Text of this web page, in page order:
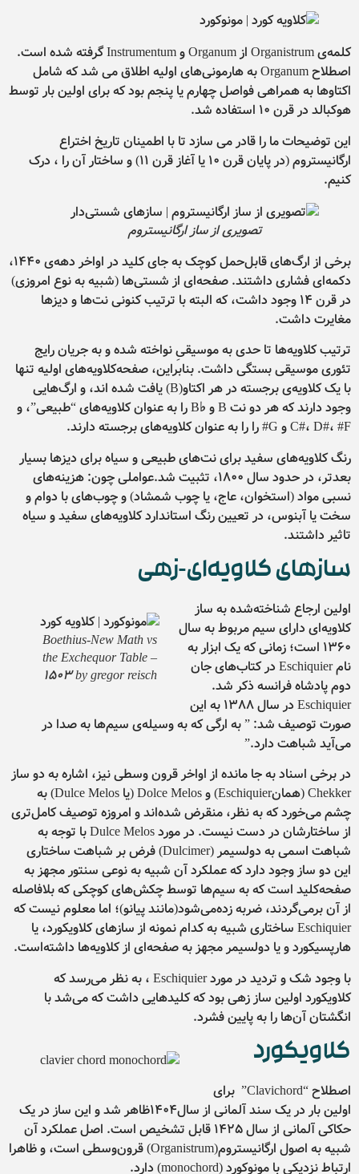
کلمه‌ی Organistrum از Organum و Instrumentum گرفته شده است.
اصطلاح Organum به هارمونی‌های اولیه اطلاق می شد که شامل
اکتاوها به همراهی فواصل چهارم یا پنجم بود که برای اولین بار توسط
هوکبالد در قرن ۱۰ استفاده شد.
این توضیحات ما را قادر می سازد تا با اطمینان تاریخ اختراع
ارگانیستروم (در پایان قرن ۱۰ یا آغاز قرن ۱۱) و ساختار آن را ، درک
کنیم.
تصویری از ساز ارگانیستروم
برخی از ارگ‌های قابل‌حمل کوچک به جای کلید در اواخر دهه‌ی ۱۴۴۰،
دکمه‌ای فشاری داشتند. صفحه‌ای از شستی‌ها (شبیه به نوع امروزی)
در قرن ۱۴ وجود داشت، که البته با ترتیب کنونی نت‌ها و دیزها
مغایرت داشت.
ترتیب کلاویه‌ها تا حدی به موسیقیِ نواخته شده و به جریان رایج
تئوری موسیقی بستگی داشت. بنابراین، صفحه‌کلاویه‌های اولیه تنها
با یک کلاویه‌ی برجسته در هر اکتاو(B) یافت شده اند، و ارگ‌هایی
وجود دارند که هر دو نت B و
♭
B را به عنوان کلاویه‌های “طبیعی”، و
C#، D#، #F و G# را را به عنوان کلاویه‌های برجسته دارند.
رنگ کلاویه‌های سفید برای نت‌های طبیعی و سیاه برای دیزها بسیار
بعدتر، در حدود سال ۱۸۰۰، تثبیت شد.عواملی چون: هزینه‌های
نسبی مواد (استخوان، عاج، یا چوب شمشاد) و چوب‌های با دوام و
سخت یا آبنوس، در تعیین رنگ استاندارد کلاویه‌های سفید و سیاه
تاثیر داشتند.
سازهای کلاویه‌ای-زهی
Boethius-New Math vs
the Exchequor Table –
1503 by gregor reisch
اولین ارجاع شناخته‌شده به ساز
کلاویه‌ای دارای سیم مربوط به سال
۱۳۶۰ است؛ زمانی که یک ابزار به
نام Eschiquier در کتاب‌های جان
دوم پادشاه فرانسه ذکر شد.
Eschiquier در سال ۱۳۸۸ به این
صورت توصیف شد: ” به ارگی که به وسیله‌ی سیم‌ها به صدا در
می‌آید شباهت دارد.”
در برخی اسناد به جا مانده از اواخر قرون وسطی نیز، اشاره به دو ساز
Chekker (همانEschiquier) و Dolce Melos (یا Dulce Melos) به
چشم می‌خورد که به نظر، منقرض‌ شده‌‌اند و امروزه توصیف کامل‌تری
از ساختارشان در دست نیست. در مورد Dulce Melos با توجه به
شباهت اسمی به دولسیمر (Dulcimer) فرض بر شباهت ساختاری
این دو ساز وجود دارد که عملکرد آن شبیه به نوعی سنتور مجهز به
صفحه‌کلید است که به سیم‌ها توسط چکش‌های کوچکی که بلافاصله
از آن برمی‌گردند، ضربه زده‌می‌شود(مانند پیانو)؛ اما معلوم نیست که
Eschiquier ساختاری شبیه به کدام نمونه از سازهای کلاویکورد، یا
هارپسیکورد و یا دولسیمر مجهز به صفحه‌‌ای از کلاویه‌ها داشته‌است.
با وجود شک و تردید در مورد Eschiquier ، به نظر می‌رسد که
کلاویکورد اولین ساز زهی بود که کلیدهایی داشت که می‌شد با
انگشتان آن‌ها را به پایین فشرد.
کلاویکورد
اصطلاح “Clavichord” برای
اولین بار در یک سند آلمانی از سال۱۴۰۴ظاهر شد و این ساز در یک
حکاکی آلمانی از سال ۱۴۲۵ قابل تشخیص است. اصل عملکرد آن
شبیه به اصول ارگانیستروم(Organistrum) قرون‌وسطی است، و ظاهرا
ارتباط نزدیکی با مونوکورد (monochord) دارد.